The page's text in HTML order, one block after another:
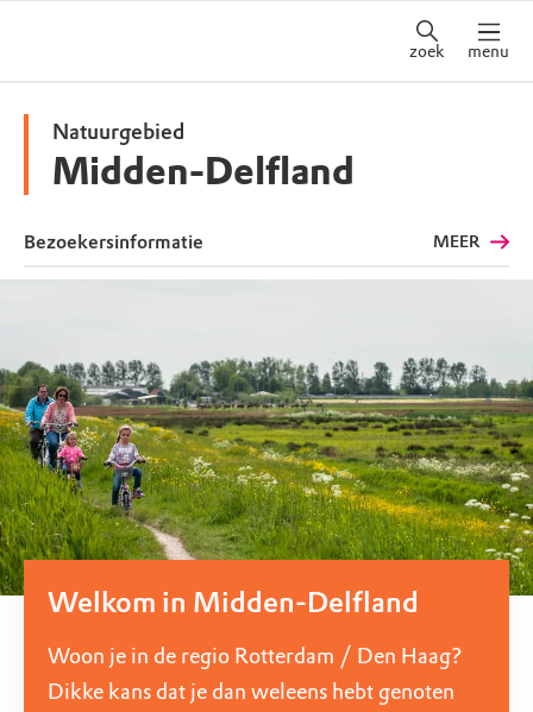
zoek menu
Natuurgebied
Midden-Delfland
Bezoekersinformatie MEER
Welkom in Midden-Delfland
Woon je in de regio Rotterdam / Den Haag?
Dikke kans dat je dan weleens hebt genoten